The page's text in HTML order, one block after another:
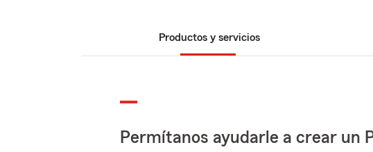
Productos y servicios
Permítanos ayudarle a crear un